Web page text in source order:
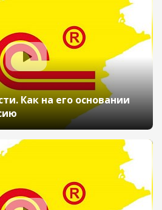
Как на его основании